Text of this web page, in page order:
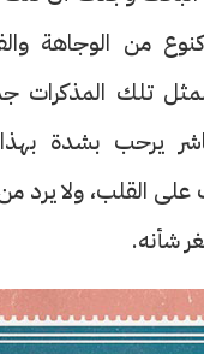
من الوجاهة
تلك المذكرات
يرحب بشدة
القلب، ولا يرد
شأنه.